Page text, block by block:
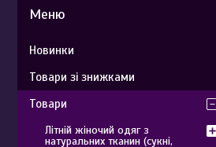
Новинки
Товари зі знижками
Товари
Літній жіночий одяг з
натуральних тканин (сукні,